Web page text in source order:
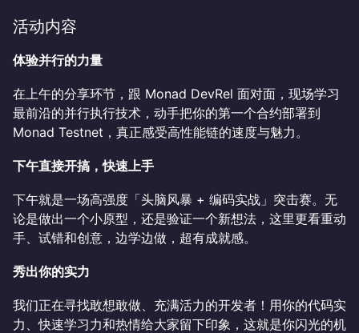
​​活动内容
体验并行的力量
在上午的分享环节，跟 Monad DevRel 面对面，现场学习
最前沿的并行执行技术，动手把你的第一个合约部署到
Monad Testnet，真正感受高性能链的速度与魅力。
下午直接开搞，快速上手
下午就是一场高强度「头脑风暴 + 编码实战」突击赛。无
论是做出一个小原型，还是验证一个新想法，这里更看重动
手、试错和创意，边学边做，超有成就感。
秀出你的实力
我们正在寻找敢想敢做、充满活力的开发者！用你的代码实
力、快速学习力和热情给大家留下印象，这就是你闪光的机